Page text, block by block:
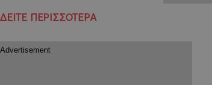
ΔΕΙΤΕ ΠΕΡΙΣΣΟΤΕΡΑ